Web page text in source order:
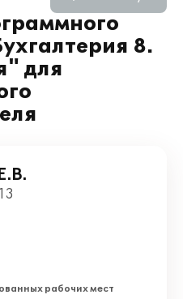
8.
для
рабочих мест